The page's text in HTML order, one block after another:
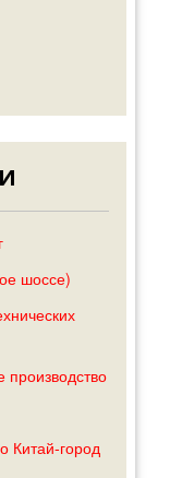
шоссе)
Китай-город